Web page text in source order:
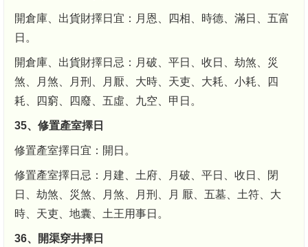
開倉庫、出貨財擇日宜：月恩、四相、時德、滿日、五富
日。
開倉庫、出貨財擇日忌：月破、平日、收日、劫煞、災
煞、月煞、月刑、月厭、大時、天吏、大耗、小耗、四
耗、四窮、四廢、五虛、九空、甲日。
35、修置產室擇日
修置產室擇日宜：開日。
修置產室擇日忌：月建、土府、月破、平日、收日、閉
日、劫煞、災煞、月煞、月刑、月 厭、五墓、土符、大
時、天吏、地囊、土王用事日。
36、開渠穿井擇日